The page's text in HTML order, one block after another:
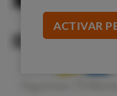
única manera de
células de otros es
al extranjero para
ACTIVAR